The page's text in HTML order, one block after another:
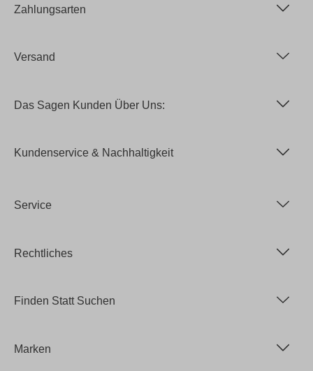
Zahlungsarten
Versand
Das Sagen Kunden Über Uns:
Kundenservice & Nachhaltigkeit
Service
Rechtliches
Finden Statt Suchen
Marken